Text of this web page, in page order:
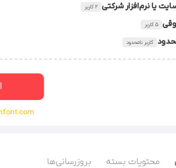
قراردادن فایل فونت در سورس وبسایت یا نرم‌افزار شخصی.
یا نرم‌افزار شرکتی ٢ کاربر
قراردادن فایل فونت در سورس وبسایت یا نرم‌افزار شرکت.
۵ کاربر
استفاده از فایل فونت در همه‌ی امور شرکت، سازمان یا موسسه.
کاربر نامحدود
محتویات بسته بروزرسانی‌ها